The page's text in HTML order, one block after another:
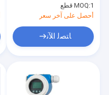
MOQ:1 قطع
أحصل على آخر سعر
ﺎﺘﺼﻟ ﺍﻶﻧ